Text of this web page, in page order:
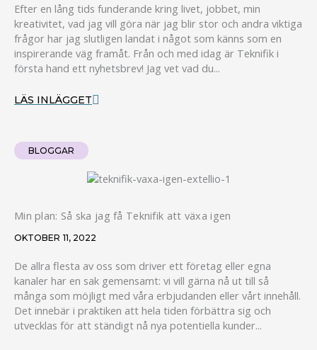
Efter en lång tids funderande kring livet, jobbet, min
kreativitet, vad jag vill göra när jag blir stor och andra viktiga
frågor har jag slutligen landat i något som känns som en
inspirerande väg framåt. Från och med idag är Teknifik i
första hand ett nyhetsbrev! Jag vet vad du...
LÄS INLÄGGET
BLOGGAR
Min plan: Så ska jag få Teknifik att växa igen
OKTOBER 11, 2022
De allra flesta av oss som driver ett företag eller egna
kanaler har en sak gemensamt: vi vill gärna nå ut till så
många som möjligt med våra erbjudanden eller vårt innehåll.
Det innebär i praktiken att hela tiden förbättra sig och
utvecklas för att ständigt nå nya potentiella kunder...